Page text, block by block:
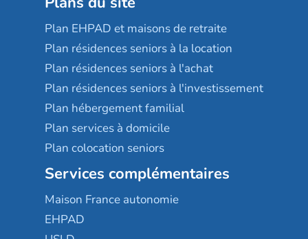
Plan EHPAD et maisons de retraite
Plan résidences seniors à la location
Plan résidences seniors à l'achat
Plan résidences seniors à l'investissement
Plan hébergement familial
Plan services à domicile
Plan colocation seniors
Services complémentaires
Maison France autonomie
EHPAD